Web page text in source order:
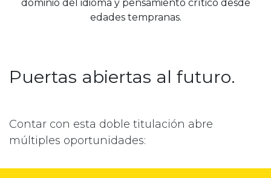
dominio del idioma y pensamiento crítico desde
edades tempranas.
Puertas abiertas al futuro.
Contar con esta doble titulación abre
múltiples oportunidades: